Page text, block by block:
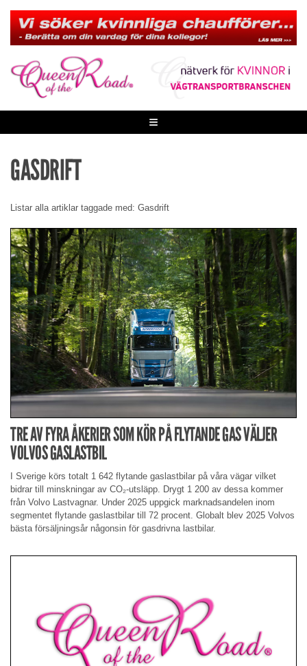
content
≡
GASDRIFT
Listar alla artiklar taggade med: Gasdrift
TRE AV FYRA ÅKERIER SOM KÖR PÅ FLYTANDE GAS VÄLJER
VOLVOS GASLASTBIL
I Sverige körs totalt 1 642 flytande gaslastbilar på våra vägar vilket
bidrar till minskningar av CO₂-utsläpp. Drygt 1 200 av dessa kommer
från Volvo Lastvagnar. Under 2025 uppgick marknadsandelen inom
segmentet flytande gaslastbilar till 72 procent. Globalt blev 2025 Volvos
bästa försäljningsår någonsin för gasdrivna lastbilar.